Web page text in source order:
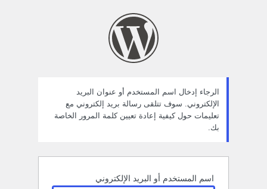
الرجاء إدخال اسم المستخدم أو عنوان البريد
الإلكتروني. سوف تتلقى رسالة بريد إلكتروني مع
تعليمات حول كيفية إعادة تعيين كلمة المرور الخاصة
بك.
اسم المستخدم أو البريد الإلكتروني